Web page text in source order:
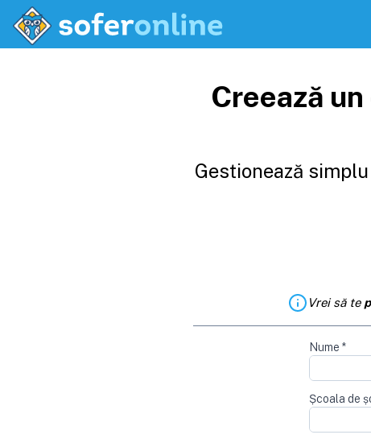
Creează
Gestionează
Vrei să te
Nume *
Școala de